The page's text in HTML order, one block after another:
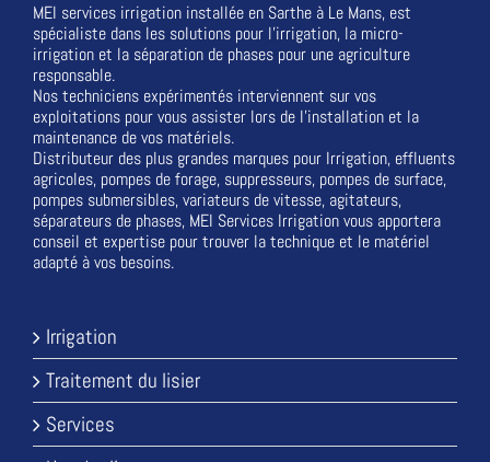
MEI services irrigation installée en Sarthe à Le Mans, est
spécialiste dans les solutions pour l'irrigation, la micro-
irrigation et la séparation de phases pour une agriculture
responsable.
Nos techniciens expérimentés interviennent sur vos
exploitations pour vous assister lors de l'installation et la
maintenance de vos matériels.
Distributeur des plus grandes marques pour Irrigation, effluents
agricoles, pompes de forage, suppresseurs, pompes de surface,
pompes submersibles, variateurs de vitesse, agitateurs,
séparateurs de phases, MEI Services Irrigation vous apportera
conseil et expertise pour trouver la technique et le matériel
adapté à vos besoins.
Irrigation
Traitement du lisier
Services